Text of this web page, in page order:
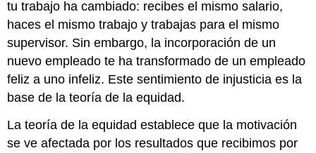
tu trabajo ha cambiado: recibes el mismo salario,
haces el mismo trabajo y trabajas para el mismo
supervisor. Sin embargo, la incorporación de un
nuevo empleado te ha transformado de un empleado
feliz a uno infeliz. Este sentimiento de injusticia es la
base de la teoría de la equidad.
La teoría de la equidad establece que la motivación
se ve afectada por los resultados que recibimos por